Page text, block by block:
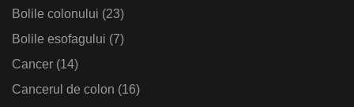
Bolile colonului (23)
Bolile esofagului (7)
Cancer (14)
Cancerul de colon (16)